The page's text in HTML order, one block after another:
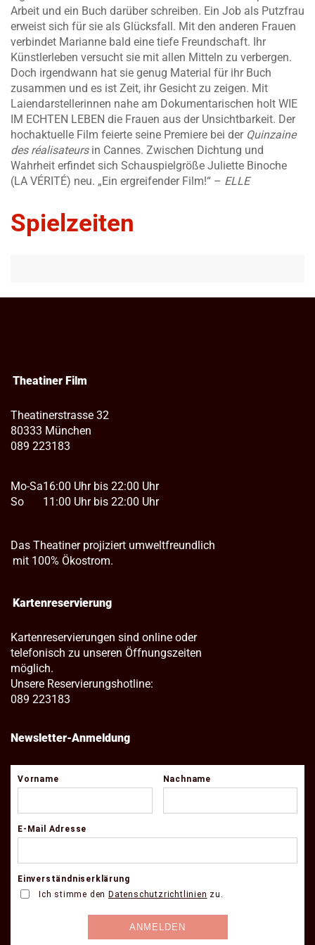
Arbeit und ein Buch darüber schreiben. Ein Job als Putzfrau
erweist sich für sie als Glücksfall. Mit den anderen Frauen
verbindet Marianne bald eine tiefe Freundschaft. Ihr
Künstlerleben versucht sie mit allen Mitteln zu verbergen.
Doch irgendwann hat sie genug Material für ihr Buch
zusammen und es ist Zeit, ihr Gesicht zu zeigen. Mit
Laiendarstellerinnen nahe am Dokumentarischen holt WIE
IM ECHTEN LEBEN die Frauen aus der Unsichtbarkeit. Der
hochaktuelle Film feierte seine Premiere bei der Quinzaine
des réalisateursin Cannes. Zwischen Dichtung und
Wahrheit erfindet sich Schauspielgröße Juliette Binoche
(LA VÉRITÉ) neu. „Ein ergreifender Film!“ – ELLE
Spielzeiten
Theatiner Film
Theatinerstrasse 32
80333 München
089 223183
Mo-Sa
So
16:00 Uhr bis 22:00 Uhr
11:00 Uhr bis 22:00 Uhr
Das Theatiner projiziert umweltfreundlich
mit 100% Ökostrom.
Kartenreservierung
Kartenreservierungen sind online oder
telefonisch zu unseren Öffnungszeiten
möglich.
Unsere Reservierungshotline:
089 223183
Newsletter-Anmeldung